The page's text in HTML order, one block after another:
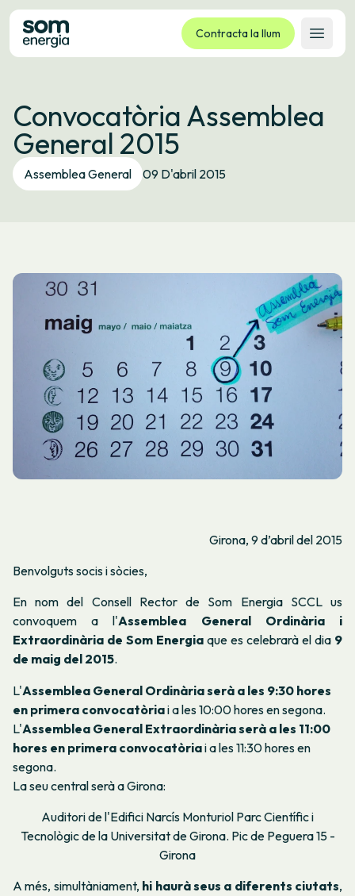
Contracta la llum
Obrir
Tarifes
Serveis
Empreses
La cooperativa
Idioma: ES CA
Convocatòria Assemblea
General 2015
Assemblea General 09 D'abril 2015
Girona, 9 d’abril del 2015
Benvolguts socis i sòcies,
En nom del Consell Rector de Som Energia SCCL us
convoquem a l'Assemblea General Ordinària i
Extraordinària de Som Energia que es celebrarà el dia 9
de maig del 2015.
L'Assemblea General Ordinària serà a les 9:30 hores
en primera convocatòriai a les 10:00 hores en segona.
L'Assemblea General Extraordinària serà a les 11:00
hores en primera convocatòriai a les 11:30 hores en
segona.
La seu central serà a Girona:
Auditori de l'Edifici Narcís Monturiol Parc Científic i
Tecnològic de la Universitat de Girona. Pic de Peguera 15 -
Girona
A més, simultàniament, hi haurà seus a diferents ciutats,